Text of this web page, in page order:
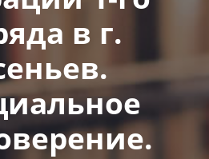
в г.